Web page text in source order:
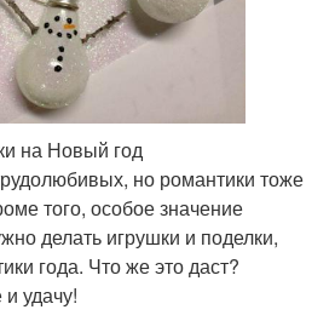
на Новый год
но романтики тоже
того, особое значение
делать игрушки и поделки,
года. Что же это даст?
удачу!